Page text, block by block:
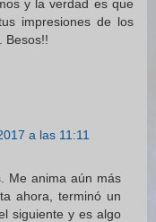
y la verdad es que
impresiones de los
Besos!!
a las 11:11
Me anima aún más
ahora, terminó un
siguiente y es algo